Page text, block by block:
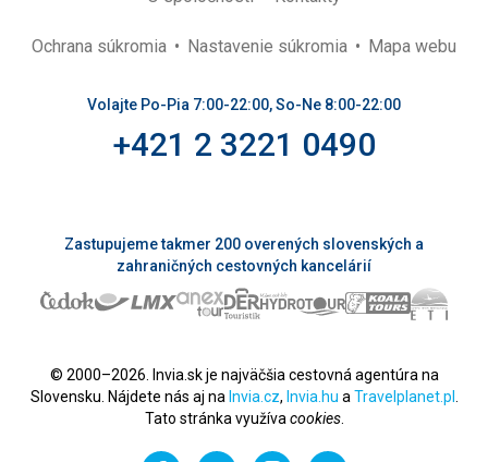
Ochrana súkromia Nastavenie súkromia Mapa webu
Volajte Po-Pia 7:00-22:00, So-Ne 8:00-22:00
+421 2 3221 0490
Zastupujeme takmer 200 overených slovenských a
zahraničných cestovných kancelárií
© 2000–2026. Invia.sk je najväčšia cestovná agentúra na
Slovensku. Nájdete nás aj na Invia.cz, Invia.hu a Travelplanet.pl
Tato stránka využíva cookies.